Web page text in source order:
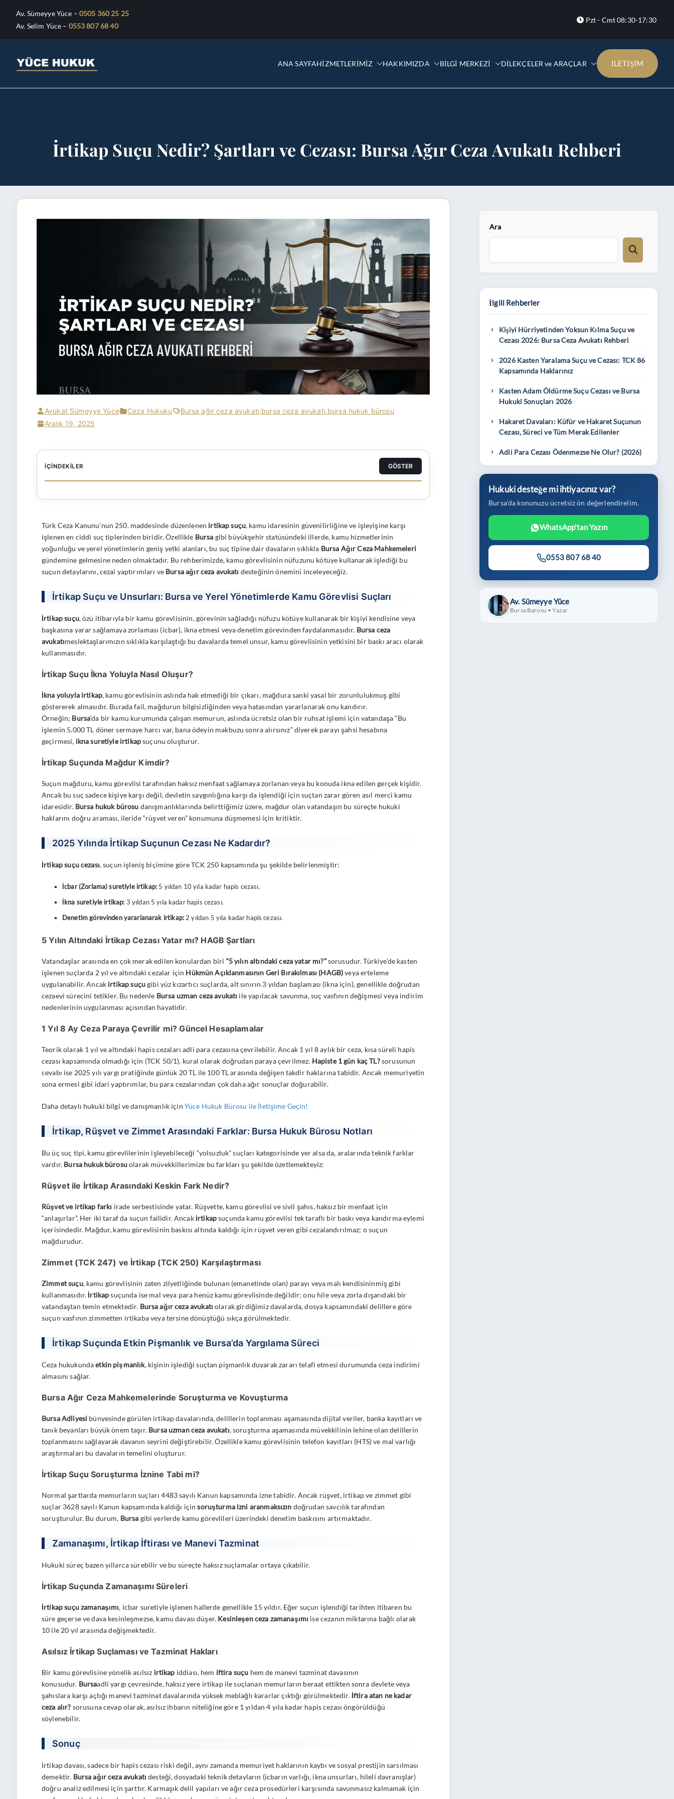
Av. Sümeyye Yüce – 0505 360 25 25
Av. Selim Yüce – 0553 807 68 40
Pzt - Cmt 08:30-17:30
ANA SAYFAHİZMETLERİMİZ HAKKIMIZDA BİLGİ MERKEZİ DİLEKÇELER ve ARAÇLAR İLETİŞİM
İrtikap Suçu Nedir? Şartları ve Cezası: Bursa Ağır Ceza Avukatı Rehberi
Avukat Sümeyye Yüce Ceza Hukuku Bursa ağır ceza avukatı,bursa ceza avukatı,bursa hukuk bürosu
Aralık 19, 2025
İÇINDEKILER GÖSTER
Türk Ceza Kanunu’nun 250. maddesinde düzenlenen irtikap suçu, kamu idaresinin güvenilirliğine ve işleyişine karşı
işlenen en ciddi suç tiplerinden biridir. Özellikle Bursa gibi büyükşehir statüsündeki illerde, kamu hizmetlerinin
yoğunluğu ve yerel yönetimlerin geniş yetki alanları, bu suç tipine dair davaların sıklıkla Bursa Ağır Ceza Mahkemeleri
gündemine gelmesine neden olmaktadır. Bu rehberimizde, kamu görevlisinin nüfuzunu kötüye kullanarak işlediği bu
suçun detaylarını, cezai yaptırımları ve Bursa ağır ceza avukatı desteğinin önemini inceleyeceğiz.
İrtikap Suçu ve Unsurları: Bursa ve Yerel Yönetimlerde Kamu Görevlisi Suçları
İrtikap suçu, özü itibarıyla bir kamu görevlisinin, görevinin sağladığı nüfuzu kötüye kullanarak bir kişiyi kendisine veya
başkasına yarar sağlamaya zorlaması (icbar), ikna etmesi veya denetim görevinden faydalanmasıdır. Bursa ceza
avukatımeslektaşlarımızın sıklıkla karşılaştığı bu davalarda temel unsur, kamu görevlisinin yetkisini bir baskı aracı olarak
kullanmasıdır.
İrtikap Suçu İkna Yoluyla Nasıl Oluşur?
İkna yoluyla irtikap, kamu görevlisinin aslında hak etmediği bir çıkarı, mağdura sanki yasal bir zorunlulukmuş gibi
göstererek almasıdır. Burada fail, mağdurun bilgisizliğinden veya hatasından yararlanarak onu kandırır.
Örneğin; Bursa‘da bir kamu kurumunda çalışan memurun, aslında ücretsiz olan bir ruhsat işlemi için vatandaşa “Bu
işlemin 5.000 TL döner sermaye harcı var, bana ödeyin makbuzu sonra alırsınız” diyerek parayı şahsi hesabına
geçirmesi, ikna suretiyle irtikapsuçunu oluşturur.
İrtikap Suçunda Mağdur Kimdir?
Suçun mağduru, kamu görevlisi tarafından haksız menfaat sağlamaya zorlanan veya bu konuda ikna edilen gerçek kişidir.
Ancak bu suç sadece kişiye karşı değil, devletin saygınlığına karşı da işlendiği için suçtan zarar gören asıl merci kamu
idaresidir. Bursa hukuk bürosu danışmanlıklarında belirttiğimiz üzere, mağdur olan vatandaşın bu süreçte hukuki
haklarını doğru araması, ileride “rüşvet veren” konumuna düşmemesi için kritiktir.
2025 Yılında İrtikap Suçunun Cezası Ne Kadardır?
İrtikap suçu cezası, suçun işleniş biçimine göre TCK 250 kapsamında şu şekilde belirlenmiştir:
İcbar (Zorlama) suretiyle irtikap: 5 yıldan 10 yıla kadar hapis cezası.
İkna suretiyle irtikap: 3 yıldan 5 yıla kadar hapis cezası.
Denetim görevinden yararlanarak irtikap: 2 yıldan 5 yıla kadar hapis cezası.
5 Yılın Altındaki İrtikap Cezası Yatar mı? HAGB Şartları
Vatandaşlar arasında en çok merak edilen konulardan biri “5 yılın altındaki ceza yatar mı?”sorusudur. Türkiye’de kasten
işlenen suçlarda 2 yıl ve altındaki cezalar için Hükmün Açıklanmasının Geri Bırakılması (HAGB)veya erteleme
uygulanabilir. Ancak irtikap suçugibi yüz kızartıcı suçlarda, alt sınırın 3 yıldan başlaması (ikna için), genellikle doğrudan
cezaevi sürecini tetikler. Bu nedenle Bursa uzman ceza avukatı ile yapılacak savunma, suç vasfının değişmesi veya indirim
nedenlerinin uygulanması açısından hayatidir.
1 Yıl 8 Ay Ceza Paraya Çevrilir mi? Güncel Hesaplamalar
Teorik olarak 1 yıl ve altındaki hapis cezaları adli para cezasına çevrilebilir. Ancak 1 yıl 8 aylık bir ceza, kısa süreli hapis
cezası kapsamında olmadığı için (TCK 50/1), kural olarak doğrudan paraya çevrilmez. Hapiste 1 gün kaç TL?sorusunun
cevabı ise 2025 yılı yargı pratiğinde günlük 20 TL ile 100 TL arasında değişen takdir haklarına tabidir. Ancak memuriyetin
sona ermesi gibi idari yaptırımlar, bu para cezalarından çok daha ağır sonuçlar doğurabilir.
Daha detaylı hukuki bilgi ve danışmanlık için Yüce Hukuk Bürosu ile İletişime Geçin!
İrtikap, Rüşvet ve Zimmet Arasındaki Farklar: Bursa Hukuk Bürosu Notları
Bu üç suç tipi, kamu görevlilerinin işleyebileceği “yolsuzluk” suçları kategorisinde yer alsa da, aralarında teknik farklar
vardır. Bursa hukuk bürosuolarak müvekkillerimize bu farkları şu şekilde özetlemekteyiz:
Rüşvet ile İrtikap Arasındaki Keskin Fark Nedir?
Rüşvet ve irtikap farkı irade serbestisinde yatar. Rüşvette, kamu görevlisi ve sivil şahıs, haksız bir menfaat için
“anlaşırlar”. Her iki taraf da suçun failidir. Ancak irtikapsuçunda kamu görevlisi tek taraflı bir baskı veya kandırma eylemi
içerisindedir. Mağdur, kamu görevlisinin baskısı altında kaldığı için rüşvet veren gibi cezalandırılmaz; o suçun
mağdurudur.
Zimmet (TCK 247) ve İrtikap (TCK 250) Karşılaştırması
Zimmet suçu, kamu görevlisinin zaten zilyetliğinde bulunan (emanetinde olan) parayı veya malı kendisininmiş gibi
kullanmasıdır. İrtikapsuçunda ise mal veya para henüz kamu görevlisinde değildir; onu hile veya zorla dışarıdaki bir
vatandaştan temin etmektedir. Bursa ağır ceza avukatı olarak girdiğimiz davalarda, dosya kapsamındaki delillere göre
suçun vasfının zimmetten irtikaba veya tersine dönüştüğü sıkça görülmektedir.
İrtikap Suçunda Etkin Pişmanlık ve Bursa’da Yargılama Süreci
Ceza hukukundaetkin pişmanlık, kişinin işlediği suçtan pişmanlık duyarak zararı telafi etmesi durumunda ceza indirimi
almasını sağlar.
Bursa Ağır Ceza Mahkemelerinde Soruşturma ve Kovuşturma
Bursa Adliyesi bünyesinde görülen irtikap davalarında, delillerin toplanması aşamasında dijital veriler, banka kayıtları ve
tanık beyanları büyük önem taşır. Bursa uzman ceza avukatı, soruşturma aşamasında müvekkilinin lehine olan delillerin
toplanmasını sağlayarak davanın seyrini değiştirebilir. Özellikle kamu görevlisinin telefon kayıtları (HTS) ve mal varlığı
araştırmaları bu davaların temelini oluşturur.
İrtikap Suçu Soruşturma İznine Tabi mi?
Normal şartlarda memurların suçları 4483 sayılı Kanun kapsamında izne tabidir. Ancak rüşvet, irtikap ve zimmet gibi
suçlar 3628 sayılı Kanun kapsamında kaldığı içinsoruşturma izni aranmaksızın doğrudan savcılık tarafından
soruşturulur. Bu durum, Bursa gibi yerlerde kamu görevlileri üzerindeki denetim baskısını artırmaktadır.
Zamanaşımı, İrtikap İftirası ve Manevi Tazminat
Hukuki süreç bazen yıllarca sürebilir ve bu süreçte haksız suçlamalar ortaya çıkabilir.
İrtikap Suçunda Zamanaşımı Süreleri
İrtikap suçu zamanaşımı, icbar suretiyle işlenen hallerde genellikle 15 yıldır. Eğer suçun işlendiği tarihten itibaren bu
süre geçerse ve dava kesinleşmezse, kamu davası düşer. Kesinleşen ceza zamanaşımı ise cezanın miktarına bağlı olarak
10 ile 20 yıl arasında değişmektedir.
Asılsız İrtikap Suçlaması ve Tazminat Hakları
Bir kamu görevlisine yönelik asılsız irtikap iddiası, hem iftira suçu hem de manevi tazminat davasının
konusudur. Bursaadli yargı çevresinde, haksız yere irtikap ile suçlanan memurların beraat ettikten sonra devlete veya
şahıslara karşı açtığı manevi tazminat davalarında yüksek meblağlı kararlar çıktığı görülmektedir. İftira atan ne kadar
ceza alır? sorusuna cevap olarak, asılsız ihbarın niteliğine göre 1 yıldan 4 yıla kadar hapis cezası öngörüldüğü
söylenebilir.
Sonuç
İrtikap davası, sadece bir hapis cezası riski değil, aynı zamanda memuriyet haklarının kaybı ve sosyal prestijin sarsılması
demektir. Bursa ağır ceza avukatı desteği, dosyadaki teknik detayların (icbarın varlığı, ikna unsurları, hileli davranışlar)
doğru analiz edilmesi için şarttır. Karmaşık delil yapıları ve ağır ceza prosedürleri karşısında savunmasız kalmamak için
Ara
İlgili Rehberler
Kişiyi Hürriyetinden Yoksun Kılma Suçu ve
Cezası 2026: Bursa Ceza Avukatı Rehberi
2026 Kasten Yaralama Suçu ve Cezası: TCK 86
Kapsamında Haklarınız
Kasten Adam Öldürme Suçu Cezası ve Bursa
Hukuki Sonuçları 2026
Hakaret Davaları: Küfür ve Hakaret Suçunun
Cezası, Süreci ve Tüm Merak Edilenler
Adli Para Cezası Ödenmezse Ne Olur? (2026)
Hukuki desteğe mi ihtiyacınız var?
Bursa'da konunuzu ücretsiz ön değerlendirelim.
WhatsApp'tan Yazın
0553 807 68 40
Av. Sümeyye Yüce
Bursa Barosu • Yazar